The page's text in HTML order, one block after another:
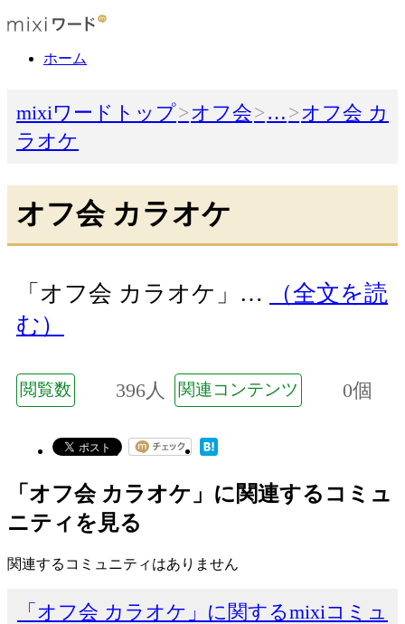
ホーム
mixiワードトップ オフ会 …
オフ会 カ
ラオケ
オフ会 カラオケ
「オフ会 カラオケ」…
（全文を読
む）
閲覧数 396人 関連コンテンツ 0個
「オフ会 カラオケ」に関連するコミュ
ニティを見る
関連するコミュニティはありません
「オフ会 カラオケ」に関するmixiコミュ